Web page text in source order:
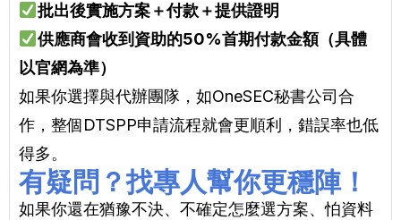
批出後實施方案＋付款＋提供證明
供應商會收到資助的50%首期付款金額（具體
以官網為準）
如果你選擇與代辦團隊，如OneSEC秘書公司合
作，整個DTSPP申請流程就會更順利，錯誤率也低
得多。
有疑問？找專人幫你更穩陣！
如果你還在猶豫不決、不確定怎麼選方案、怕資料